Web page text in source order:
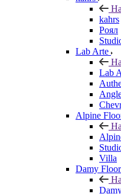
kahrs
Роял
Lab Arte
Lab
Alpine
Villa
Damy Floor